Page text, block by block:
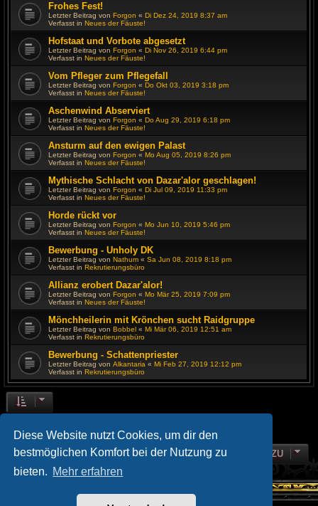
Diese Website nutzt Cookies, um dir den
bestmöglichen Komfort bei der Nutzung zu
bieten. Mehr erfahren
Frohes Fest!
Letzter Beitrag von Forgon « Di Dez 24, 2019 8:37 am
Verfasst in Neues der Fäuste!
Hofstaat und Vorbote abgesetzt
Letzter Beitrag von Forgon « Di Nov 26, 2019 6:44 pm
Verfasst in Neues der Fäuste!
Vom Pfleger zum Pflegefall
Letzter Beitrag von Forgon « Do Okt 03, 2019 3:18 pm
Verfasst in Neues der Fäuste!
Aschenwind Abserviert
Letzter Beitrag von Forgon « Do Aug 29, 2019 6:18 pm
Verfasst in Neues der Fäuste!
Ansturm auf den ewigen Palast
Letzter Beitrag von Forgon « Mo Aug 05, 2019 8:26 pm
Verfasst in Neues der Fäuste!
Mythische Schlacht von Dazar'alor geschlagen!
Letzter Beitrag von Forgon « Di Jul 09, 2019 11:33 pm
Verfasst in Neues der Fäuste!
Horde rückt vor
Letzter Beitrag von Forgon « Mo Jun 10, 2019 5:46 pm
Verfasst in Neues der Fäuste!
Bewerbung - Unholy DK
Letzter Beitrag von Nathum « Sa Jun 08, 2019 8:18 pm
Verfasst in Rekrutierungsbüro
Allianz erobert Dazar'alor!
Letzter Beitrag von Forgon « Mo Mär 25, 2019 7:09 pm
Verfasst in Neues der Fäuste!
Mönchheilerin mit Krönchen sucht Raidgruppe
Letzter Beitrag von Bobbel « Mi Mär 06, 2019 12:51 am
Verfasst in Rekrutierungsbüro
Bewerbung - Schattenpriester
Letzter Beitrag von Alkantaria « Mi Feb 27, 2019 12:12 pm
Verfasst in Rekrutierungsbüro
GEHE ZU